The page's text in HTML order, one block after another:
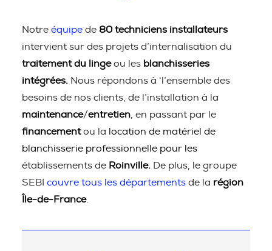
Notre équipe de 80 techniciens installateurs
intervient sur des projets d’internalisation du
traitement du lingeou les blanchisseries
intégrées. Nous répondons à ‘l’ensemble des
besoins de nos clients, de l’installation à la
maintenance/entretien , en passant par le
financementou la location de matériel de
blanchisserie professionnelle pour les
établissements de Roinville. De plus, le groupe
SEBI couvre tous les départements de la région
Île-de-France.